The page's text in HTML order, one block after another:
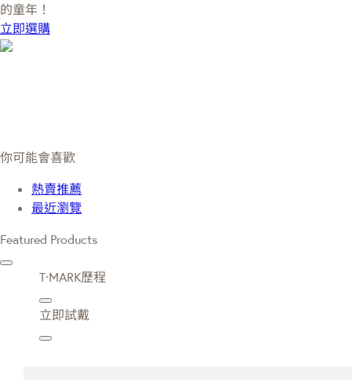
的童年！
立即選購
你可能會喜歡
熱賣推薦
最近瀏覽
Featured Products
T·MARK歷程
立即試戴